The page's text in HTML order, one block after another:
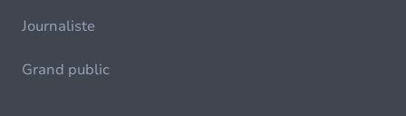
Journaliste
Grand public